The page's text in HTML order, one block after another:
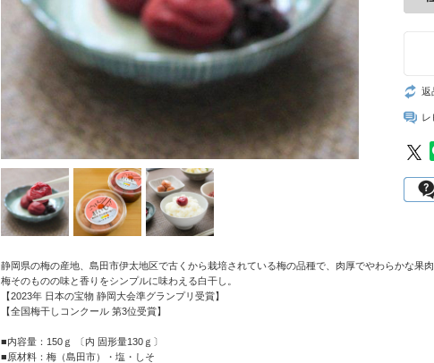
返
レ
静岡県の梅の産地、島田市伊太地区で古くから栽培されている梅の品種で、肉厚でやわらかな果
梅そのものの味と香りをシンプルに味わえる白干し。
【2023年 日本の宝物 静岡大会準グランプリ受賞】
【全国梅干しコンクール 第3位受賞】
■内容量：150ｇ 〔内 固形量130ｇ〕
■原材料：梅（島田市）・塩・しそ